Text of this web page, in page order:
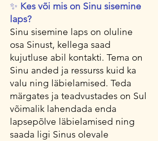
✨ Kes või mis on Sinu sisemine
laps?
Sinu sisemine laps on oluline
osa Sinust, kellega saad
kujutluse abil kontakti. Tema on
Sinu anded ja ressurss kuid ka
valu ning läbielamised. Teda
märgates ja teadvustades on Sul
võimalik lahendada enda
lapsepõlve läbielamised ning
saada ligi Sinus olevale